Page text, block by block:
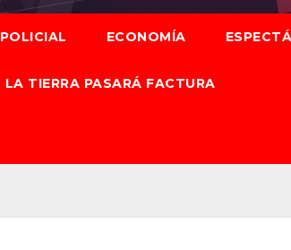
POLICIAL ECONOMÍA
LA TIERRA PASARÁ FACTURA